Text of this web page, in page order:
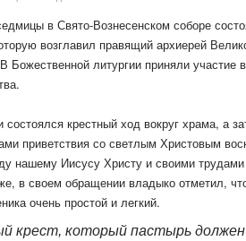
в Свято-Вознесенском соборе
возглавил правящий архиерей
Божественной литургии приняли участие
состоялся крестный ход вокруг храма, а
приветствия со светлым Христовым
нашему Иисусу Христу и своими
в своем обращении владыко отметил,
очень простой и легкий.
крест, который пастырь